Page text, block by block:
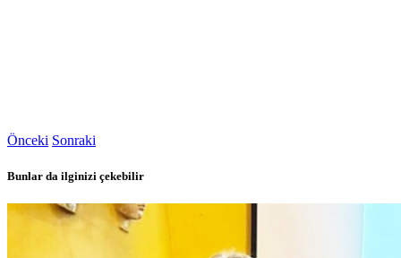
Önceki Sonraki
Bunlar da ilginizi çekebilir